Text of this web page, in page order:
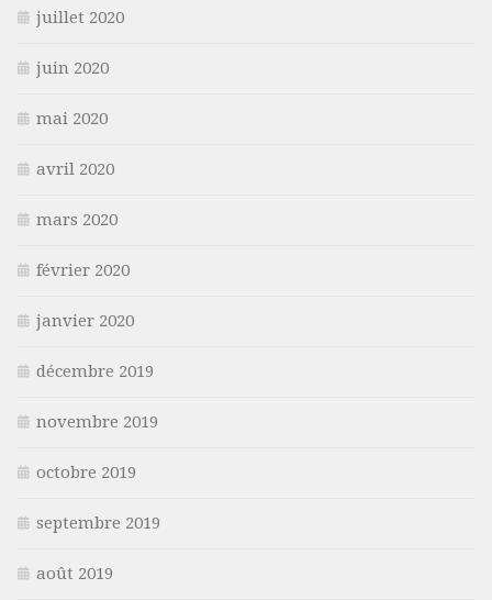
juillet 2020
juin 2020
mai 2020
avril 2020
mars 2020
février 2020
janvier 2020
décembre 2019
novembre 2019
octobre 2019
septembre 2019
août 2019